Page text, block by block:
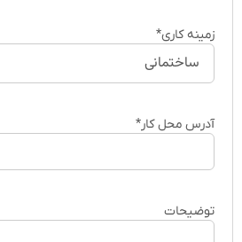
زمینه کاری*
آدرس محل کار*
توضیحات